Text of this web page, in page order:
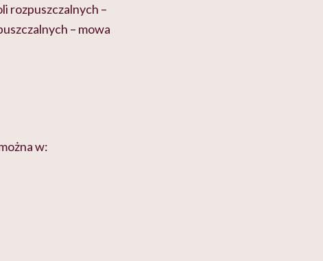
rozpuszczalnych –
– mowa
w: